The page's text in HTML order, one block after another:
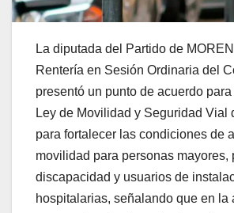
La diputada del Partido de
Rentería en Sesión Ordinaria del
presentó un punto de acuerdo
Ley de Movilidad y Seguridad Vial
para fortalecer las condiciones de
movilidad para personas mayores,
discapacidad y usuarios de
hospitalarias, señalando que en la